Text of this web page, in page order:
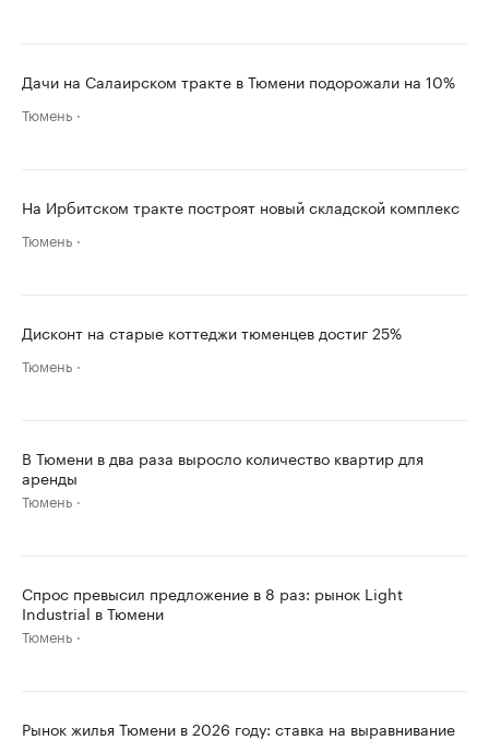
Дачи на Салаирском тракте в Тюмени подорожали на 10%
Тюмень
На Ирбитском тракте построят новый складской комплекс
Тюмень
Дисконт на старые коттеджи тюменцев достиг 25%
Тюмень
В Тюмени в два раза выросло количество квартир для
аренды
Тюмень
Спрос превысил предложение в 8 раз: рынок Light
Industrial в Тюмени
Тюмень
Рынок жилья Тюмени в 2026 году: ставка на выравнивание